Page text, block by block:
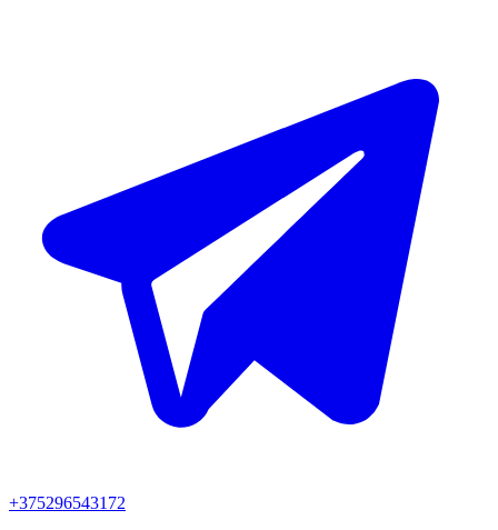
+375296543172